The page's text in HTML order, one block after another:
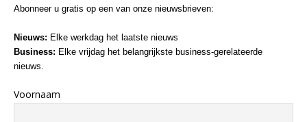
Abonneer u gratis op een van onze nieuwsbrieven:
Nieuws: Elke werkdag het laatste nieuws
Business: Elke vrijdag het belangrijkste business-gerelateerde
nieuws.
Voornaam